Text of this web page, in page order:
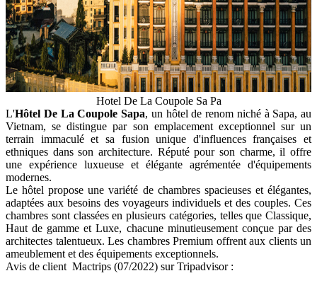
Hotel De La Coupole Sa Pa
L'Hôtel De La Coupole Sapa, un hôtel de renom niché à Sapa, au
Vietnam, se distingue par son emplacement exceptionnel sur un
terrain immaculé et sa fusion unique d'influences françaises et
ethniques dans son architecture. Réputé pour son charme, il offre
une expérience luxueuse et élégante agrémentée d'équipements
modernes.
Le hôtel propose une variété de chambres spacieuses et élégantes,
adaptées aux besoins des voyageurs individuels et des couples. Ces
chambres sont classées en plusieurs catégories, telles que Classique,
Haut de gamme et Luxe, chacune minutieusement conçue par des
architectes talentueux. Les chambres Premium offrent aux clients un
ameublement et des équipements exceptionnels.
Avis de client Mactrips (07/2022) sur Tripadvisor :